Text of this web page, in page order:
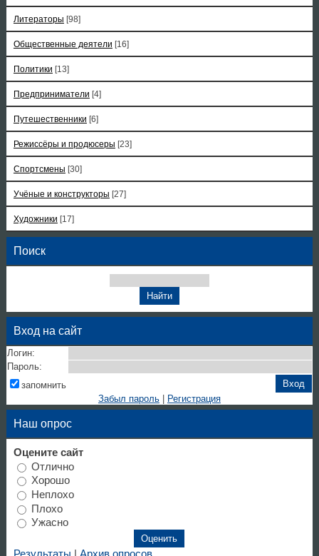
Литераторы [98]
Общественные деятели [16]
Политики [13]
Предприниматели [4]
Путешественники [6]
Режиссёры и продюсеры [23]
Спортсмены [30]
Учёные и конструкторы [27]
Художники [17]
Поиск
Вход на сайт
Логин:
Пароль:
запомнить
Забыл пароль| Регистрация
Наш опрос
Оцените сайт
Отлично
Хорошо
Неплохо
Плохо
Ужасно
Результаты Архив опросов